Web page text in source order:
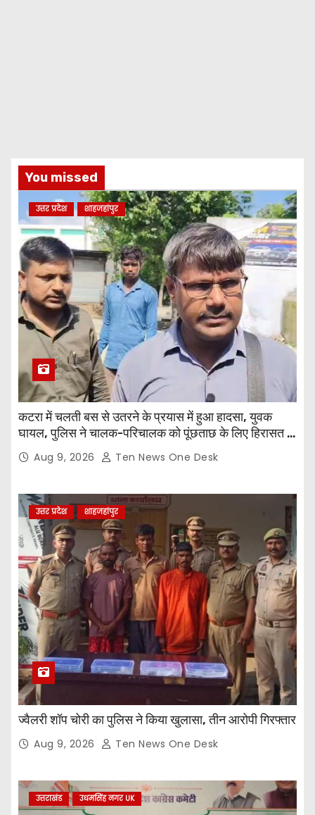
You missed
उत्तर प्रदेश शाहजहांपुर
कटरा में चलती बस से उतरने के प्रयास में हुआ हादसा, युवक
घायल, पुलिस ने चालक-परिचालक को पूंछताछ के लिए हिरासत में
लियाAug 9, 2026 Ten News One Desk
उत्तर प्रदेश शाहजहांपुर
ज्वैलरी शॉप चोरी का पुलिस ने किया खुलासा, तीन आरोपी गिरफ्तार
Aug 9, 2026 Ten News One Desk
उत्तराखंड उधमसिंह नगर UK